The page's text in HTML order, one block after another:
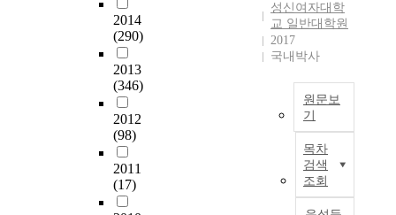
2014
(290)
2013
(346)
2012
(98)
2011
(17)
성신여자대학
교 일반대학원
2017
국내박사
원문보
기
목차
검색
조회